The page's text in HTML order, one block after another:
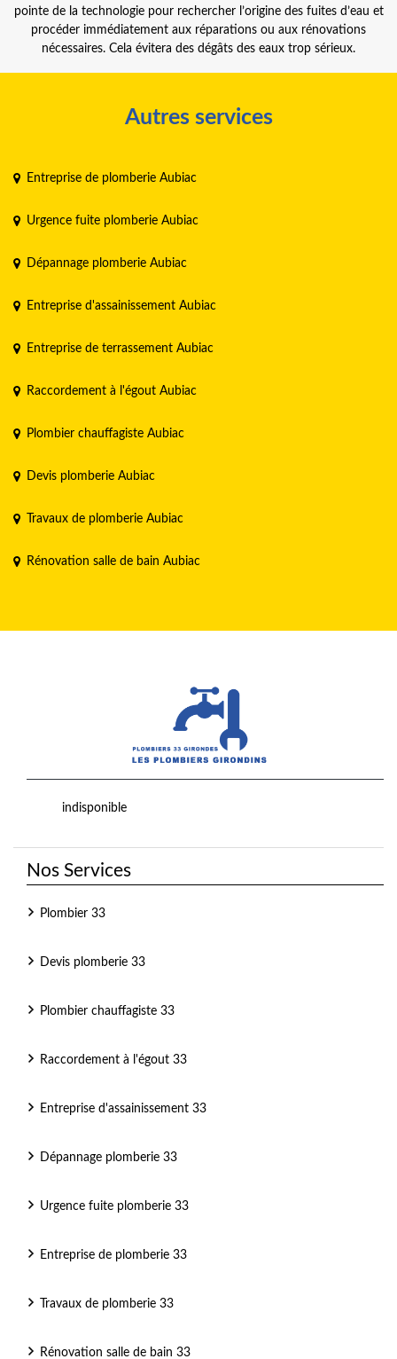
pointe de la technologie pour rechercher l’origine des fuites d’eau et
procéder immédiatement aux réparations ou aux rénovations
nécessaires. Cela évitera des dégâts des eaux trop sérieux.
Autres services
Entreprise de plomberie Aubiac
Urgence fuite plomberie Aubiac
Dépannage plomberie Aubiac
Entreprise d'assainissement Aubiac
Entreprise de terrassement Aubiac
Raccordement à l'égout Aubiac
Plombier chauffagiste Aubiac
Devis plomberie Aubiac
Travaux de plomberie Aubiac
Rénovation salle de bain Aubiac
indisponible
Nos Services
Plombier 33
Devis plomberie 33
Plombier chauffagiste 33
Raccordement à l'égout 33
Entreprise d'assainissement 33
Dépannage plomberie 33
Urgence fuite plomberie 33
Entreprise de plomberie 33
Travaux de plomberie 33
Rénovation salle de bain 33